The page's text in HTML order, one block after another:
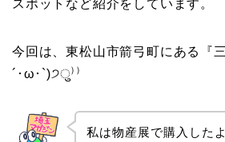
スポットなど紹介をしています。
今回は、東松山市箭弓町にある
´･ω･`)੭ु⁾⁾
私は物産展で購入した